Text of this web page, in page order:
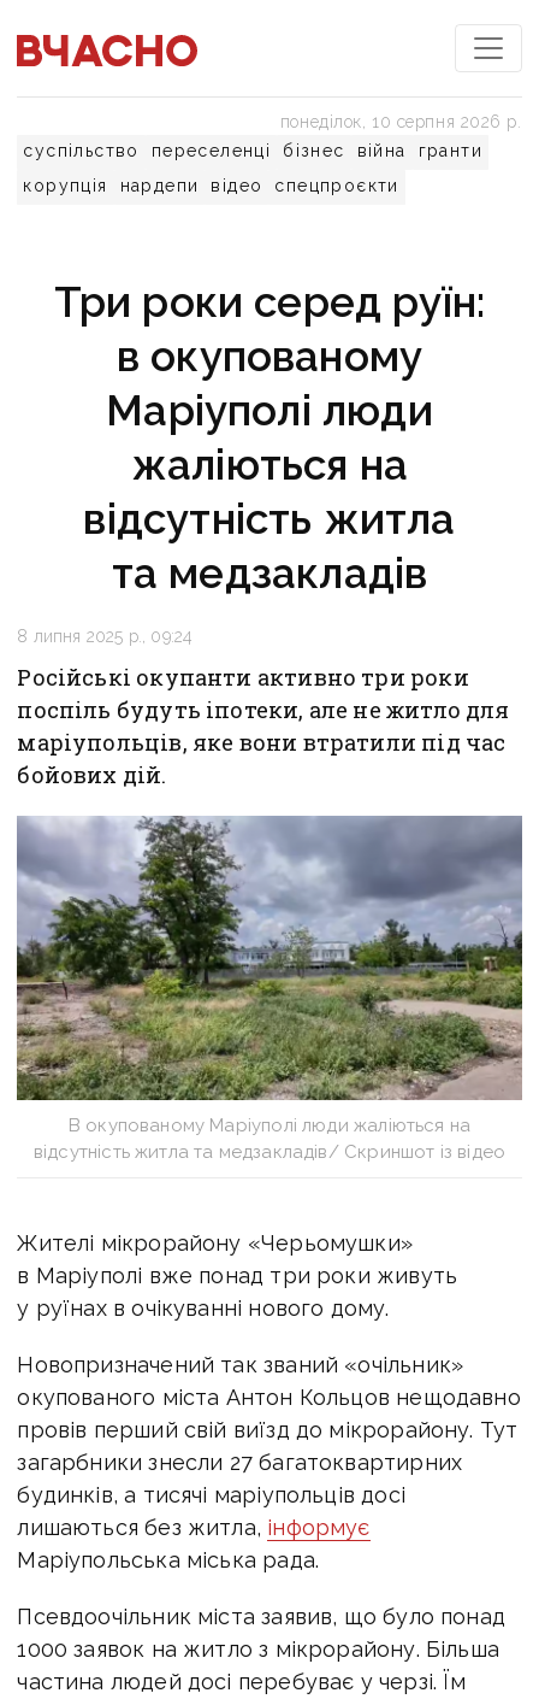
суспільство переселенці бізнес війна
гранти
корупція
нардепи відео спецпроєкти
понеділок, 10 серпня 2026 р.
Три роки серед руїн:
в окупованому
Маріуполі люди
жаліються на
відсутність житла
та медзакладів
8 липня 2025 р., 09:24
Російські окупанти активно три роки
поспіль будуть іпотеки, але не житло для
маріупольців, яке вони втратили під час
бойових дій.
В окупованому Маріуполі люди жаліються на
відсутність житла та медзакладів/ Скриншот із відео
Жителі мікрорайону «Черьомушки»
в Маріуполі вже понад три роки живуть
у руїнах в очікуванні нового дому.
Новопризначений так званий «очільник»
окупованого міста Антон Кольцов нещодавно
провів перший свій виїзд до мікрорайону. Тут
загарбники знесли 27 багатоквартирних
будинків, а тисячі маріупольців досі
лишаються без житла, інформує
Маріупольська міська рада.
Псевдоочільник міста заявив, що було понад
1000 заявок на житло з мікрорайону. Більша
частина людей досі перебуває у черзі. Їм